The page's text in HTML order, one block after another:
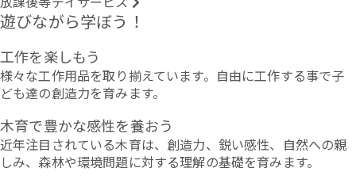
遊びながら学ぼう！
工作を楽しもう
様々な工作用品を取り揃えています。自由に工作する事で子
ども達の創造力を育みます。
木育で豊かな感性を養おう
近年注目されている木育は、創造力、鋭い感性、自然への親
しみ、森林や環境問題に対する理解の基礎を育みます。